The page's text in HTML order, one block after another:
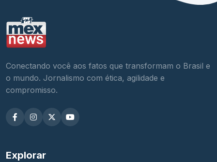
Conectando você aos fatos que transformam o Brasil e
o mundo. Jornalismo com ética, agilidade e
compromisso.
Explorar